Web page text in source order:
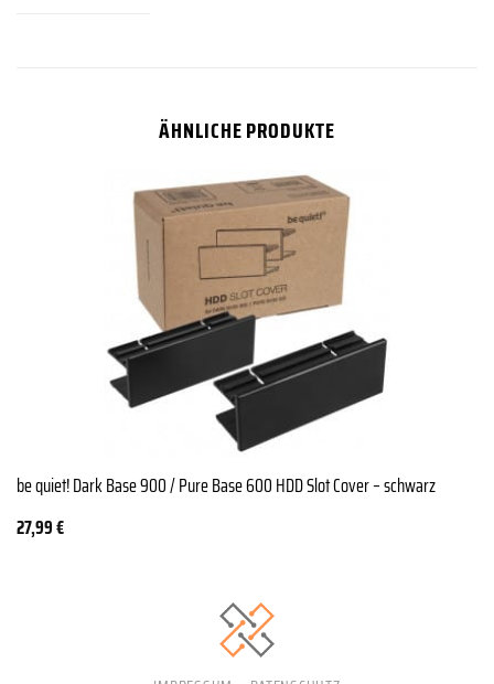
ÄHNLICHE PRODUKTE
be quiet! Dark Base 900 / Pure Base 600 HDD Slot Cover – schwarz
27,99€